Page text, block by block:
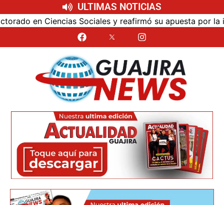
ULTIMAS NOTICIAS
y reafirmó su apuesta por la investigación con